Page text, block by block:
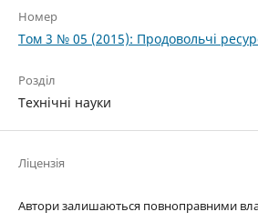
Номер
Том 3 № 05 (2015): Продовольчі
Розділ
Технічні науки
Ліцензія
Автори залишаються повноправними